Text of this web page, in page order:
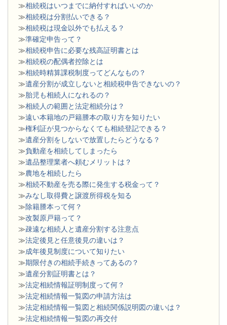
≫相続税はいつまでに納付すればいいのか
≫相続税は分割払いできる？
≫相続税は現金以外でも払える？
≫準確定申告って？
≫相続税申告に必要な残高証明書とは
≫相続税の配偶者控除とは
≫相続時精算課税制度ってどんなもの？
≫遺産分割が成立しないと相続税申告できないの？
≫胎児も相続人になれるの？
≫相続人の範囲と法定相続分は？
≫遠い本籍地の戸籍謄本の取り方を知りたい
≫権利証が見つからなくても相続登記できる？
≫遺産分割をしないで放置したらどうなる？
≫負動産を相続してしまったら
≫遺品整理業者へ頼むメリットは？
≫農地を相続したら
≫相続不動産を売る際に発生する税金って？
≫みなし取得費と譲渡所得税を知る
≫除籍謄本って何？
≫改製原戸籍って？
≫疎遠な相続人と遺産分割する注意点
≫法定後見と任意後見の違いは？
≫成年後見制度について知りたい
≫期限付きの相続手続きってあるの？
≫遺産分割証明書とは？
≫法定相続情報証明制度って何？
≫法定相続情報一覧図の申請方法は
≫法定相続情報一覧図と相続関係説明図の違いは？
≫法定相続情報一覧図の再交付